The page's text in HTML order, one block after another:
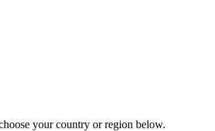
your country or region below.